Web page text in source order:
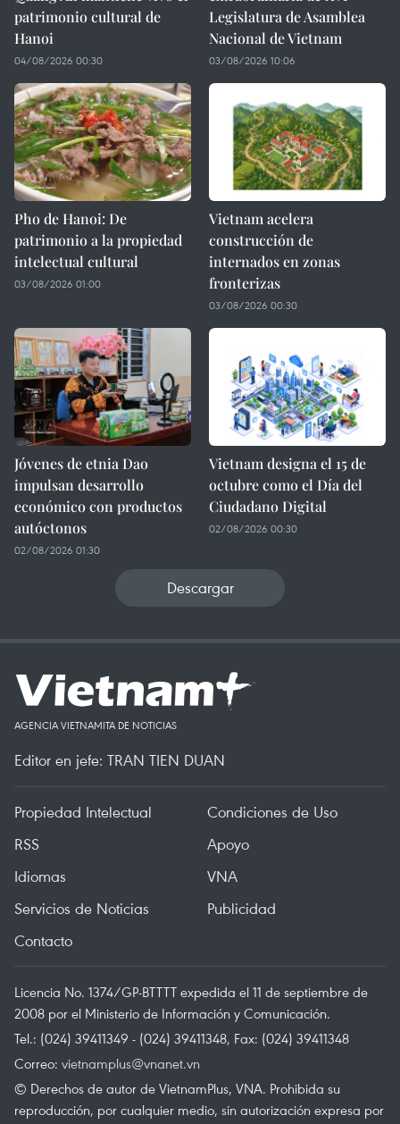
patrimonio cultural de
Hanoi
04/08/2026 00:30
Legislatura de Asamblea
Nacional de Vietnam
03/08/2026 10:06
Pho de Hanoi: De
patrimonio a la propiedad
intelectual cultural
03/08/2026 01:00
Vietnam acelera
construcción de
internados en zonas
fronterizas
03/08/2026 00:30
Jóvenes de etnia Dao
impulsan desarrollo
económico con productos
autóctonos
02/08/2026 01:30
Vietnam designa el 15 de
octubre como el Día del
Ciudadano Digital
02/08/2026 00:30
Descargar
AGENCIA VIETNAMITA DE NOTICIAS
Editor en jefe: TRAN TIEN DUAN
Propiedad Intelectual
Condiciones de Uso
RSS
Apoyo
Idiomas
VNA
Servicios de Noticias
Publicidad
Contacto
Licencia No. 1374/GP-BTTTT expedida el 11 de septiembre de
2008 por el Ministerio de Información y Comunicación.
Tel.: (024) 39411349 - (024) 39411348, Fax: (024) 39411348
Correo: vietnamplus@vnanet.vn
© Derechos de autor de VietnamPlus, VNA. Prohibida su
reproducción, por cualquier medio, sin autorización expresa por